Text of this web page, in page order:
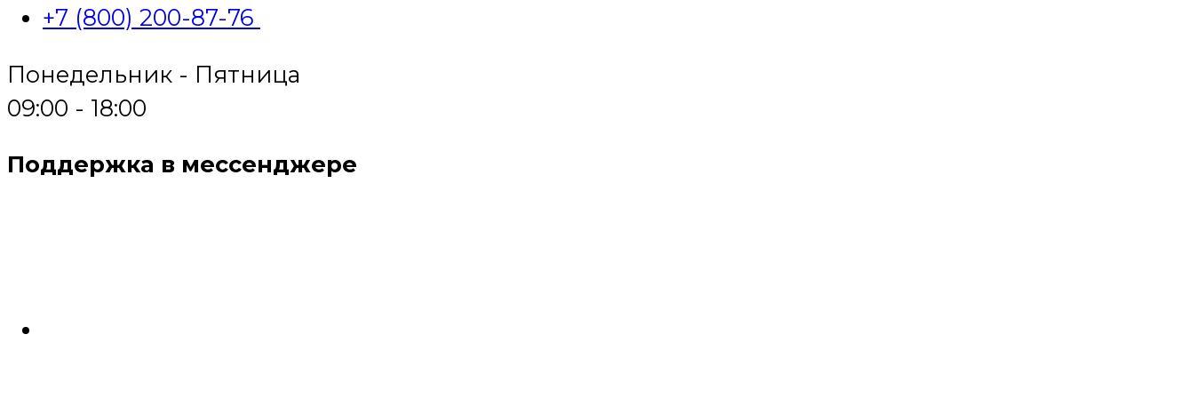
+7 (800) 200-87-76
Понедельник - Пятница
09:00 - 18:00
Поддержка в мессенджере